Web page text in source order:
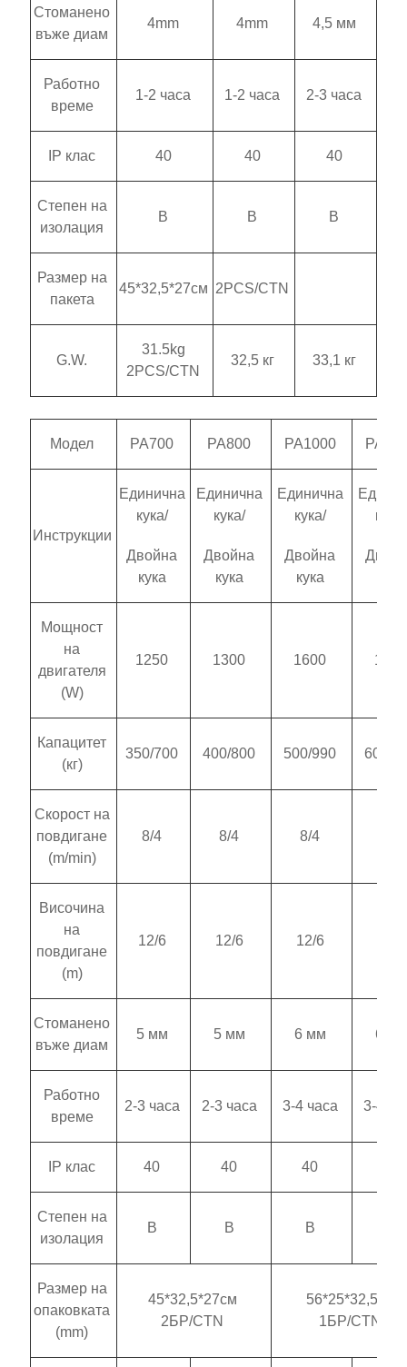
Стоманено
въже диам
4mm 4mm 4,5 мм
Работно
време
1-2 часа 1-2 часа 2-3 часа
IP клас 40 40 40
Степен на
изолация
B B B
Размер на
пакета
45*32,5*27см 2PCS/CTN
G.W.
31.5kg
2PCS/CTN
32,5 кг 33,1 кг
Модел PA700 PA800 PA1000
Инструкции
Единична
кука/
Двойна
кука
Единична
кука/
Двойна
кука
Единична
кука/
Двойна
кука
кука/
Мощност
на
двигателя
(W)
1250 1300 1600 1800
Капацитет
(кг)
350/700 400/800 500/990 600/
Скорост на
повдигане
(m/min)
8/4 8/4 8/4
Височина
на
повдигане
(m)
12/6 12/6 12/6
Стоманено
въже диам
5 мм 5 мм 6 мм 6 мм
Работно
време
2-3 часа 2-3 часа 3-4 часа 3-4
IP клас 40 40 40
Степен на
изолация
B B B
Размер на
опаковката
(mm)
45*32,5*27см
2БР/CTN
56*25*32,5см
1БР/CTN